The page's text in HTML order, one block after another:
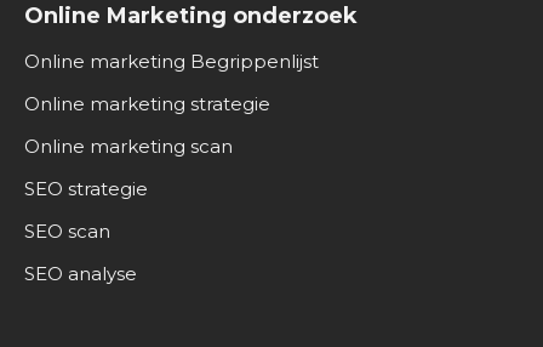
Online Marketing onderzoek
Online marketing Begrippenlijst
Online marketing strategie
Online marketing scan
SEO strategie
SEO scan
SEO analyse